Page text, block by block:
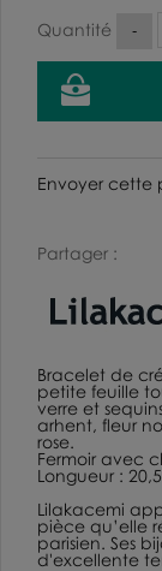
Quantité
Envoyer cette
Partager
Bracelet de
petite feuille
verre et
arhent, fleur
rose.
Fermoir avec
Longueur :
Lilakacemi
pièce qu’elle
parisien. Ses
d'excellente